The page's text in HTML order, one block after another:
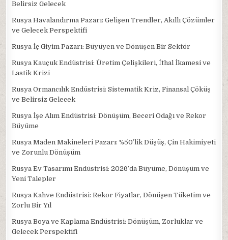
Belirsiz Gelecek
Rusya Havalandırma Pazarı: Gelişen Trendler, Akıllı Çözümler
ve Gelecek Perspektifi
Rusya İç Giyim Pazarı: Büyüyen ve Dönüşen Bir Sektör
Rusya Kauçuk Endüstrisi: Üretim Çelişkileri, İthal İkamesi ve
Lastik Krizi
Rusya Ormancılık Endüstrisi: Sistematik Kriz, Finansal Çöküş
ve Belirsiz Gelecek
Rusya İşe Alım Endüstrisi: Dönüşüm, Beceri Odağı ve Rekor
Büyüme
Rusya Maden Makineleri Pazarı: %50’lik Düşüş, Çin Hakimiyeti
ve Zorunlu Dönüşüm
Rusya Ev Tasarımı Endüstrisi: 2026’da Büyüme, Dönüşüm ve
Yeni Talepler
Rusya Kahve Endüstrisi: Rekor Fiyatlar, Dönüşen Tüketim ve
Zorlu Bir Yıl
Rusya Boya ve Kaplama Endüstrisi: Dönüşüm, Zorluklar ve
Gelecek Perspektifi